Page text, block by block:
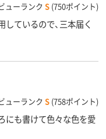
ューランク S (750ポイント)
ているので、三本届く
ューランク S (758ポイント)
にも書けて色々な色を愛